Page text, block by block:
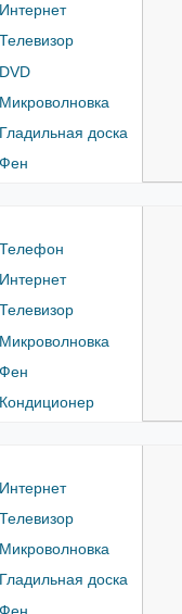
Интернет
Телевизор
DVD
Микроволновка
Гладильная доска
Фен
Телефон
Интернет
Телевизор
Микроволновка
Фен
Кондиционер
Интернет
Телевизор
Микроволновка
Гладильная доска
Фен